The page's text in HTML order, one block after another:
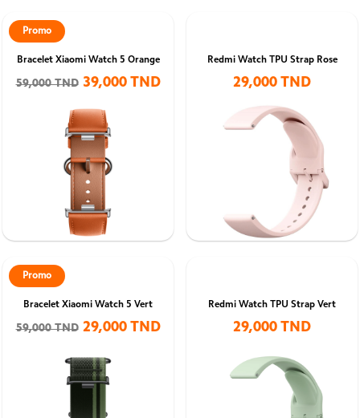
Bracelet Xiaomi Watch 5 Orange
59,000 TND 39,000 TND
Promo
Redmi Watch TPU Strap Rose
29,000 TND
Bracelet Xiaomi Watch 5 Vert
59,000 TND 29,000 TND
Promo
Redmi Watch TPU Strap Vert
29,000 TND